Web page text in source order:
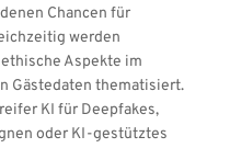
Chancen für
werden
Aspekte im
Gästedaten thematisiert.
KI für Deepfakes,
oder KI-gestütztes